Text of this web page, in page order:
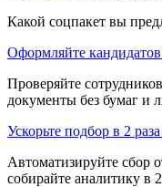
Какой соцпакет вы
Оформляйте
Проверяйте
документы без бумаг и
Ускорьте подбор в 2
Автоматизируйте сбор
собирайте аналитику в